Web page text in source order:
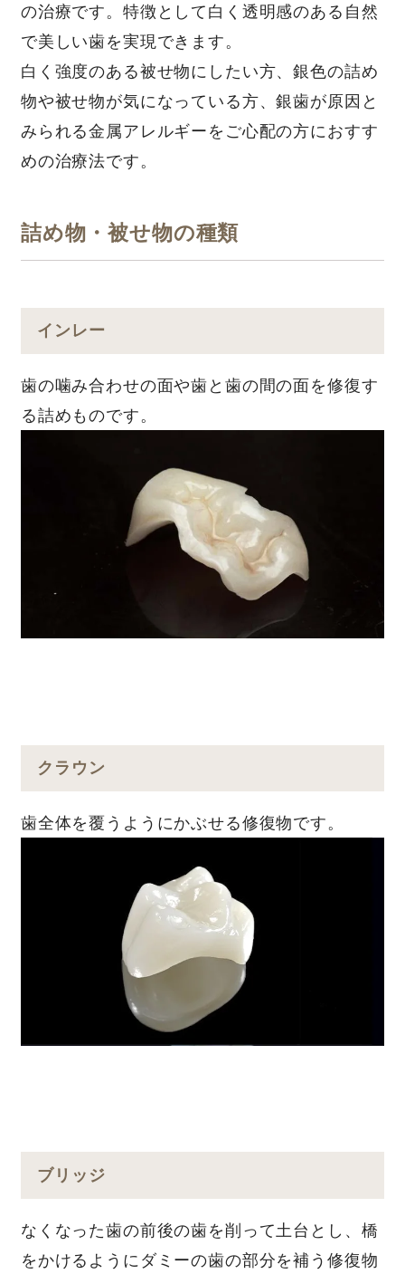
の治療です。特徴として⽩く透明感のある⾃然
で美しい⻭を実現できます。
⽩く強度のある被せ物にしたい⽅、銀⾊の詰め
物や被せ物が気になっている⽅、銀⻭が原因と
みられる⾦属アレルギーをご⼼配の⽅におすす
めの治療法です。
詰め物・被せ物の種類
インレー
⻭の噛み合わせの⾯や⻭と⻭の間の⾯を修復す
る詰めものです。
クラウン
⻭全体を覆うようにかぶせる修復物です。
ブリッジ
なくなった⻭の前後の⻭を削って⼟台とし、橋
をかけるようにダミーの⻭の部分を補う修復物